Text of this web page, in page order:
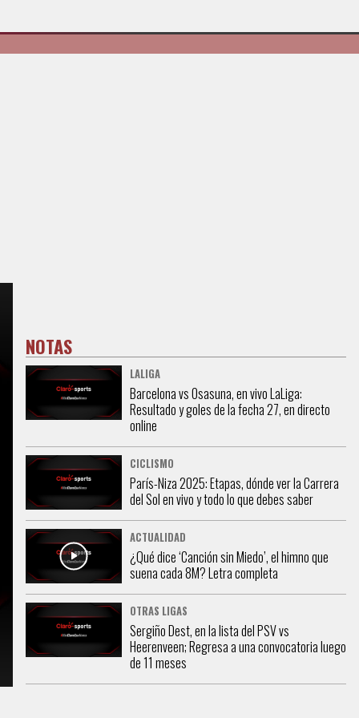
NOTAS
LALIGA
Barcelona vs Osasuna, en vivo LaLiga:
Resultado y goles de la fecha 27, en directo
online
CICLISMO
París-Niza 2025: Etapas, dónde ver la Carrera
del Sol en vivo y todo lo que debes saber
ACTUALIDAD
¿Qué dice ‘Canción sin Miedo’, el himno que
suena cada 8M? Letra completa
OTRAS LIGAS
Sergiño Dest, en la lista del PSV vs
Heerenveen; Regresa a una convocatoria luego
de 11 meses